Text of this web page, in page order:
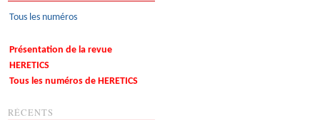
Tous les numéros
Présentation de la revue
HERETICS
Tous les numéros de HERETICS
RÉCENTS